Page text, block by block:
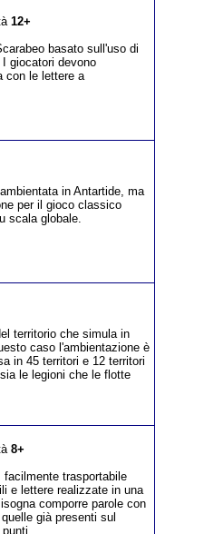
12+
basato sull'uso di
giocatori devono
con le lettere a
in Antartide, ma
per il gioco classico
scala globale.
territorio che simula in
caso l'ambientazione è
in 45 territori e 12 territori
le legioni che le flotte
8+
facilmente trasportabile
e lettere realizzate in una
comporre parole con
già presenti sul